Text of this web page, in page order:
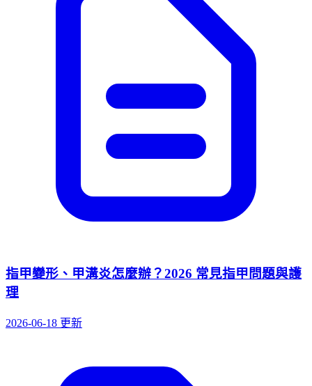
指甲變形、甲溝炎怎麼辦？2026 常見指甲問題與護
理
2026-06-18 更新